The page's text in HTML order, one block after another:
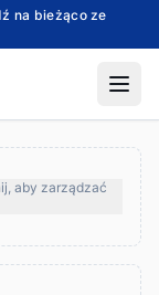
na bieżąco ze
aby zarządzać
sportowe: